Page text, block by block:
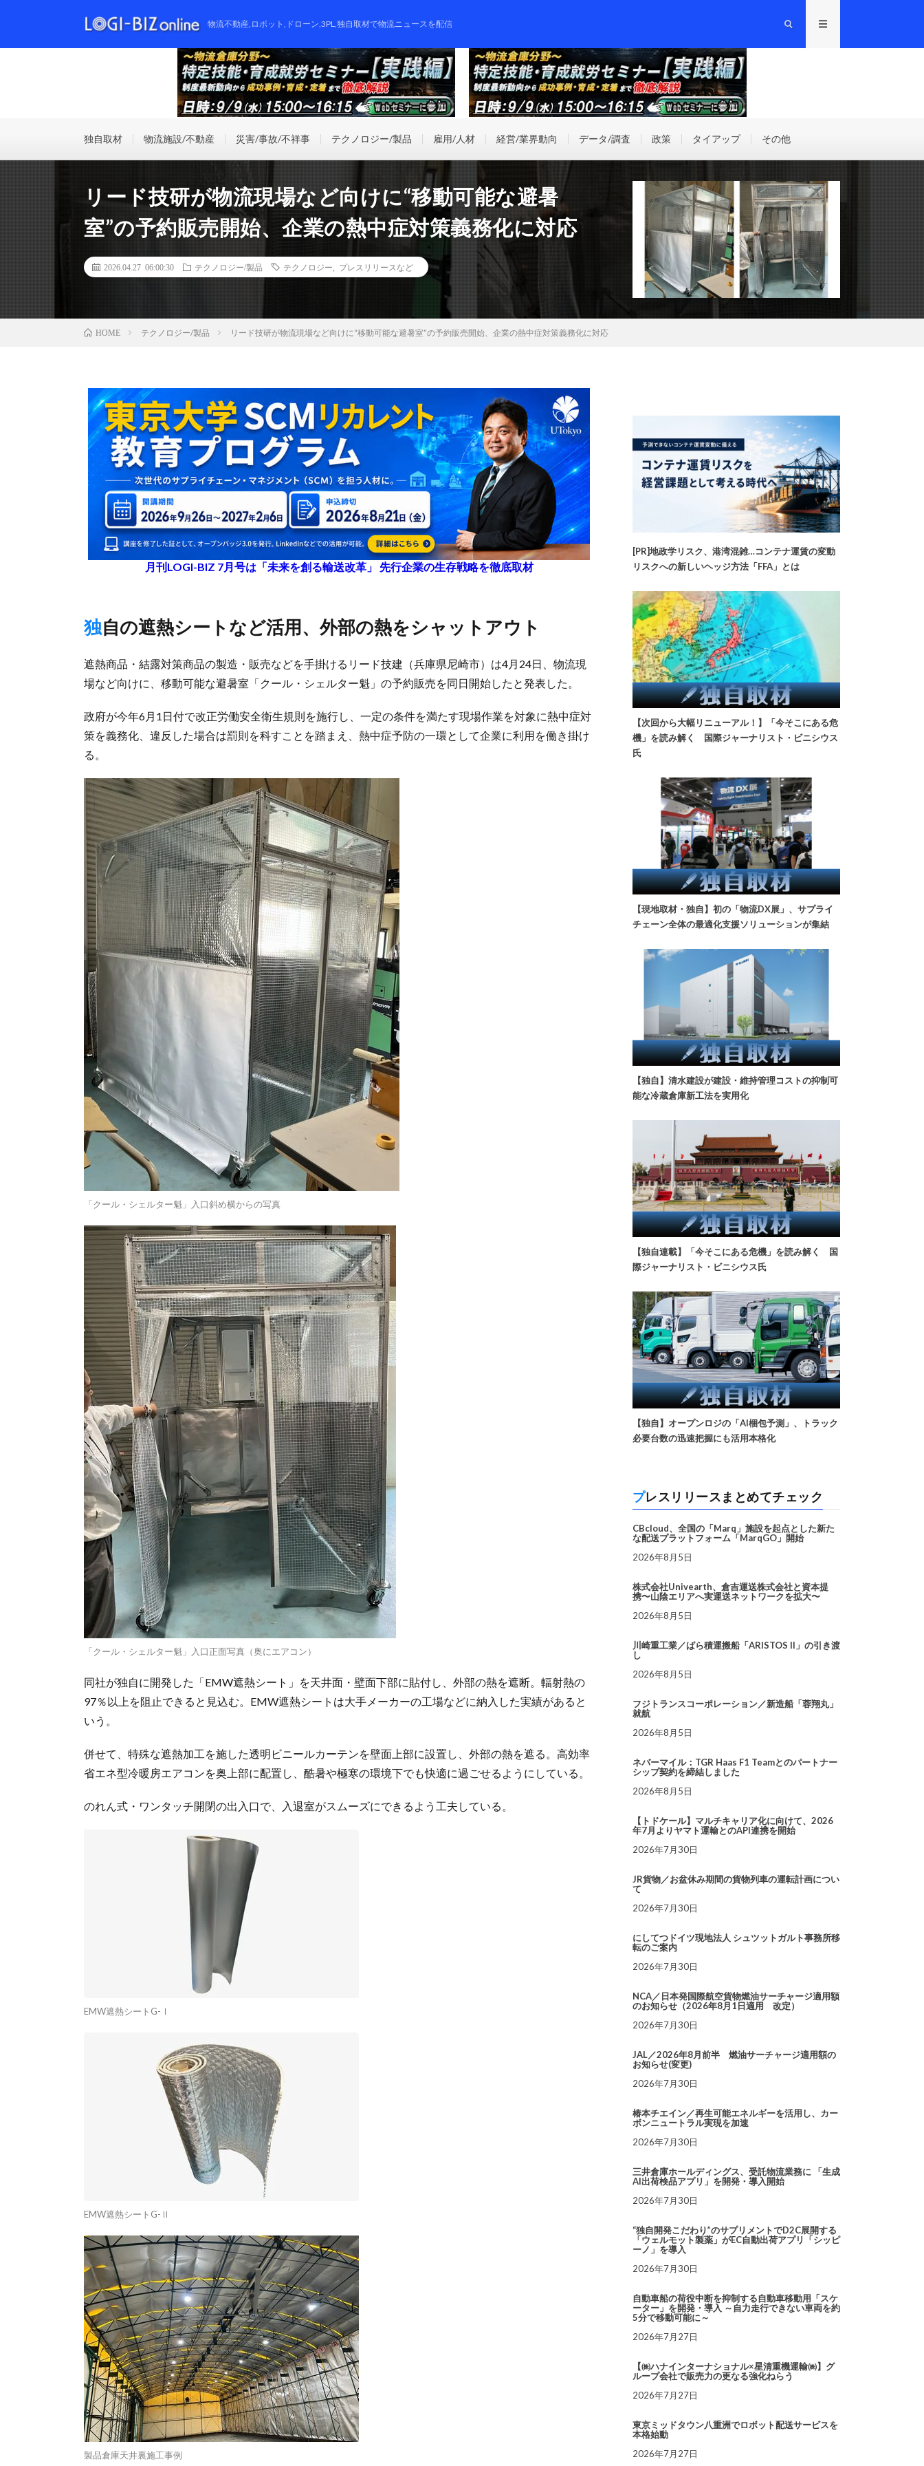
物流不動産,ロボット,ドローン,3PL,独自取材で物流ニュースを配信
独自取材 物流施設/不動産 災害/事故/不祥事 テクノロジー/製品 雇用/人材 経営/業界動向 データ/調査 政策 タイアップ その他
リード技研が物流現場など向けに“移動可能な避暑
室”の予約販売開始、企業の熱中症対策義務化に対応
2026.04.27 06:00:30 テクノロジー/製品 テクノロジー プレスリリースなど
HOME テクノロジー/製品 リード技研が物流現場など向けに“移動可能な避暑室”の予約販売開始、企業の熱中症対策義務化に対応
月刊LOGI-BIZ 7月号は「未来を創る輸送改革」 先行企業の生存戦略を徹底取材
独自の遮熱シートなど活用、外部の熱をシャットアウト
遮熱商品・結露対策商品の製造・販売などを手掛けるリード技建（兵庫県尼崎市）は4月24日、物流現
場など向けに、移動可能な避暑室「クール・シェルター魁」の予約販売を同日開始したと発表した。
政府が今年6月1日付で改正労働安全衛生規則を施行し、一定の条件を満たす現場作業を対象に熱中症対
策を義務化、違反した場合は罰則を科すことを踏まえ、熱中症予防の一環として企業に利用を働き掛け
る。
「クール・シェルター魁」入口斜め横からの写真
「クール・シェルター魁」入口正面写真（奥にエアコン）
同社が独自に開発した「EMW遮熱シート」を天井面・壁面下部に貼付し、外部の熱を遮断。輻射熱の
97％以上を阻止できると見込む。EMW遮熱シートは大手メーカーの工場などに納入した実績があると
いう。
併せて、特殊な遮熱加工を施した透明ビニールカーテンを壁面上部に設置し、外部の熱を遮る。高効率
省エネ型冷暖房エアコンを奥上部に配置し、酷暑や極寒の環境下でも快適に過ごせるようにしている。
のれん式・ワンタッチ開閉の出入口で、入退室がスムーズにできるよう工夫している。
EMW遮熱シートG-Ⅰ
EMW遮熱シートG-Ⅱ
製品倉庫天井裏施工事例
[PR]地政学リスク、港湾混雑…コンテナ運賃の変動
リスクへの新しいヘッジ方法「FFA」とは
【次回から大幅リニューアル！】「今そこにある危
機」を読み解く 国際ジャーナリスト・ビニシウス
氏
【現地取材・独自】初の「物流DX展」、サプライ
チェーン全体の最適化支援ソリューションが集結
【独自】清水建設が建設・維持管理コストの抑制可
能な冷蔵倉庫新工法を実用化
【独自連載】「今そこにある危機」を読み解く 国
際ジャーナリスト・ビニシウス氏
【独自】オープンロジの「AI梱包予測」、トラック
必要台数の迅速把握にも活用本格化
プレスリリースまとめてチェック
CBcloud、全国の「Marq」施設を起点とした新た
な配送プラットフォーム「MarqGO」開始
2026年8月5日
株式会社Univearth、倉吉運送株式会社と資本提
携〜山陰エリアへ実運送ネットワークを拡大〜
2026年8月5日
川崎重工業／ばら積運搬船「ARISTOS II」の引き渡
し
2026年8月5日
フジトランスコーポレーション／新造船「蓉翔丸」
就航
2026年8月5日
ネバーマイル：TGR Haas F1 Teamとのパートナー
シップ契約を締結しました
2026年8月5日
【トドケール】マルチキャリア化に向けて、2026
年7月よりヤマト運輸とのAPI連携を開始
2026年7月30日
JR貨物／お盆休み期間の貨物列車の運転計画につい
て
2026年7月30日
にしてつドイツ現地法人 シュツットガルト事務所移
転のご案内
2026年7月30日
NCA／日本発国際航空貨物燃油サーチャージ適用額
のお知らせ（2026年8月1日適用 改定）
2026年7月30日
JAL／2026年8月前半 燃油サーチャージ適用額の
お知らせ(変更)
2026年7月30日
椿本チエイン／再生可能エネルギーを活用し、カー
ボンニュートラル実現を加速
2026年7月30日
三井倉庫ホールディングス、受託物流業務に 「生成
AI出荷検品アプリ」を開発・導入開始
2026年7月30日
“独自開発こだわり”のサプリメントでD2C展開する
「ウェルモット製薬」がEC自動出荷アプリ「シッピ
ーノ」を導入
2026年7月30日
自動車船の荷役中断を抑制する自動車移動用「スケ
ーター」を開発・導入 ～自力走行できない車両を約
5分で移動可能に～
2026年7月27日
【㈱ハナインターナショナル×星清重機運輸㈱】グ
ループ会社で販売力の更なる強化ねらう
2026年7月27日
東京ミッドタウン八重洲でロボット配送サービスを
本格始動
2026年7月27日